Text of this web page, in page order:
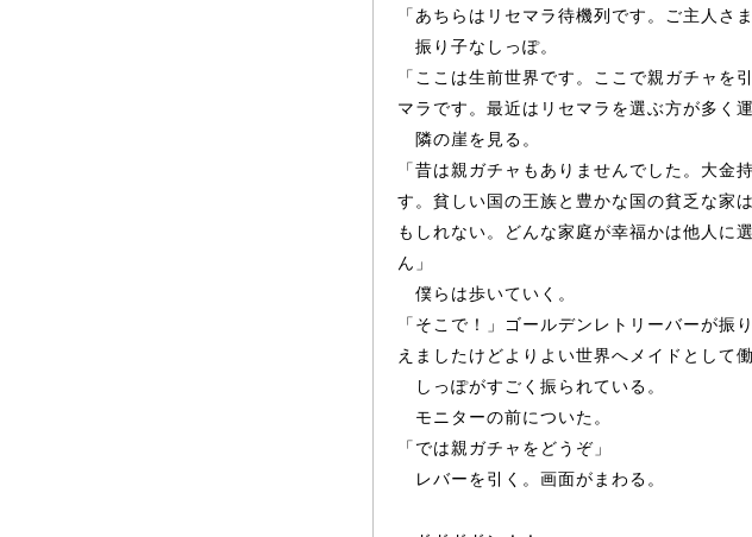
「あちらはリセマラ待機列です。ご主人さ
振り子なし っぽ。
「ここは生前世界です。ここで親ガチ ャ を
マラです。最近はリセマラを選ぶ方が多く
隣の崖を見る。
「昔は親ガチ ャ もありませんでした。大金
す。貧しい国の王族と豊かな国の貧乏な家
もしれない。どんな家庭が幸福かは他人に
ん」
僕らは歩いていく。
「そこで！」ゴー ルデンレトリーバーが振
えましたけどよりよい世界へメイドとして
し っぽがすごく振られている。
モニターの前についた。
「では親ガチ ャ をどうぞ」
レバーを引く。画面がまわる。